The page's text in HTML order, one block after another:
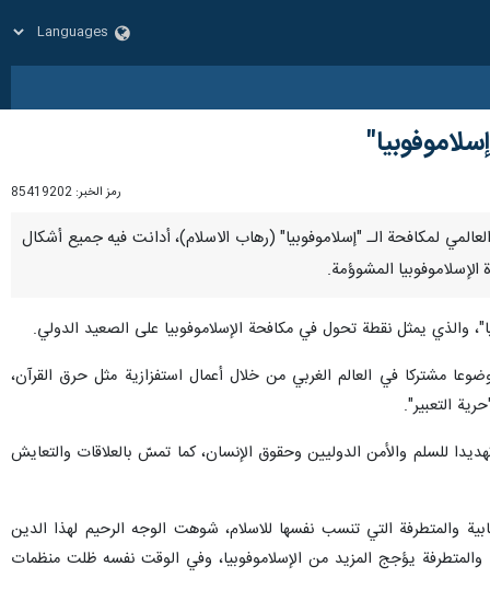
رمز الخبر: 85419202
العالمي لمكافحة الـ "إسلاموفوبيا" (رهاب الاسلام)، أدانت فيه جميع أشكال
المشوؤمة.
مشتركا في العالم الغربي من خلال أعمال استفزازية مثل حرق القرآن،
التعبير".
للسلم والأمن الدوليين وحقوق الإنسان، كما تمسّ بالعلاقات والتعايش
والمتطرفة التي تنسب نفسها للاسلام، شوهت الوجه الرحيم لهذا الدين
والمتطرفة يؤجج المزيد من الإسلاموفوبيا، وفي الوقت نفسه ظلت منظمات